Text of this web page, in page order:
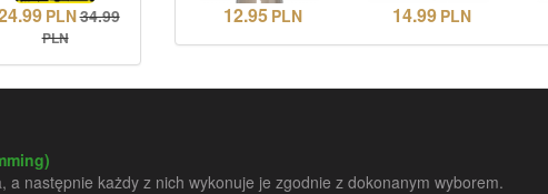
PLN34.99
PLN
12.95 PLN 14.99 PLN
a następnie każdy z nich wykonuje je zgodnie z dokonanym wyborem.